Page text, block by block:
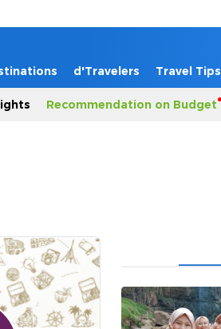
d'Travelers Travel Tips
Recommendation on Budget